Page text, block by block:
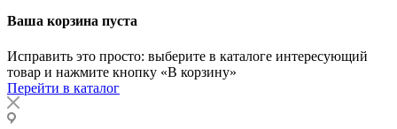
Ваша корзина пуста
Исправить это просто: выберите в каталоге интересующий
товар и нажмите кнопку «В корзину»
Перейти в каталог